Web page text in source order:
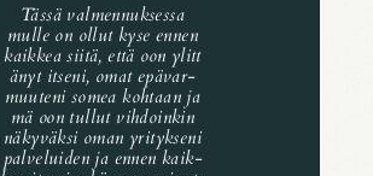
Tässä valmen­nuk­sessa
mulle on ollut kyse ennen
kaik­kea siitä, että oon ylit­t
ä­nyt itseni, omat epävar­
muu­teni somea kohtaan ja
mä oon tullut vihdoin­kin
näky­väksi oman yrityk­seni
palve­lui­den ja ennen kaik­